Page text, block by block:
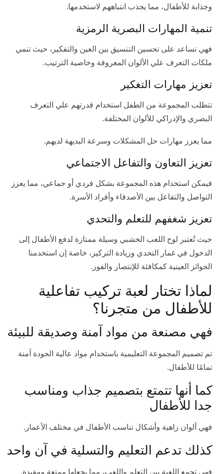
وجذابة للأطفال، مما يجذب انتباههم لاستخدمها.
تنمية المهارات البصرية الرمزية
فهي تساعد على تحسين التنسيق بين العين والتفكير، حيث تنمي
ملكات التعرف علي الألوان المعروفة وخاصية الترتيب.
تعزيز مهارات التغكير
تتطلب المجموعة من الطفل استخدام قدرتهم علي التعرف
البصري والإدراكي للألوان المختلفة.
مما يعزز مهارات حل المشكلات وسرعة البديهة لديهم.
تعزيز التعاون والتفاعل الاجتماعي
فيمكن استخدام هذه المجموعة بشكل فردي أو جماعي، مما يعزز
التواصل والتفاعل بين الأصدقاء وأفراد الأسرة.
تعزيز شغفهم للتعلم والتحدي
حيث تُعتبر لوح اللعب الخشبي وسيلة ممتازة لدفع الأطفال إلى
الدخول في غمار التحدي وزيادة التركيز، خاصة إن استخدمنا
الجوائز العينية كمكافئة للإنتصار والفوز.
لماذا تختار لعبة تركيب تفاعلية
للأطفال من متجرنا؟
فهي مصنعة من مواد آمنة وصديقة للبيئة
تم تصميم المجموعة التعليمية باستخدام مواد عالية الجودة آمنة
تمامًا للأطفال.
كما أنها تتمتع بتصميم جذاب ومناسب
جدا للأطفال
فهي ألوان زاهية وأشكال تناسب الأطفال في مختلف الأعمار.
كذلك تدعم التعليم والتسلية في آن واحد
فهي تجمع اللعبة بين التعلم واللعب، مما يجعلها ممتعة ومفيدة.